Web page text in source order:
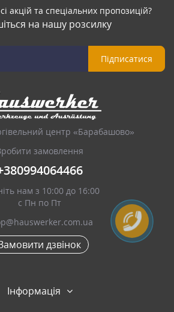
акцій та спеціальних пропозицій?
на нашу розсилку
Підписатися
центр «Барабашово»
замовлення
нам з 10:00 до 16:00
с Пн по Пт
дзвінок
Інформація